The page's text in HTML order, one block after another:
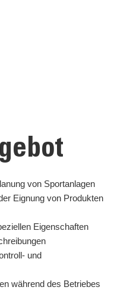
von Sportanlagen
Eignung von Produkten
Eigenschaften
und
während des Betriebes